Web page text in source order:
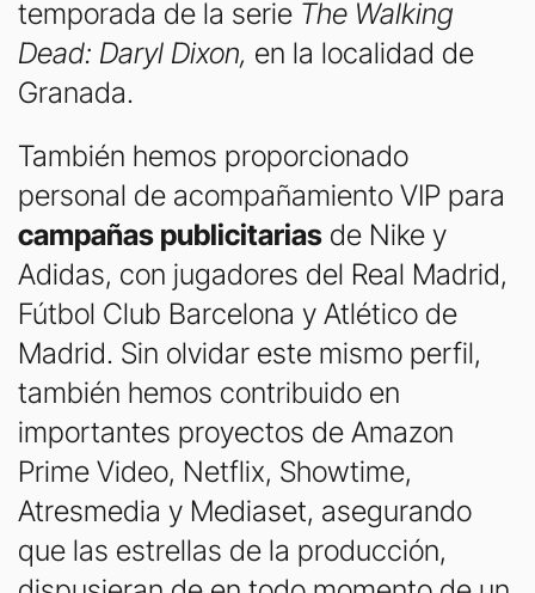
temporada de la serie The Walking
Dead: Daryl Dixon, en la localidad de
Granada.
También hemos proporcionado
personal de acompañamiento VIP para
campañas publicitarias de Nike y
Adidas, con jugadores del Real Madrid,
Fútbol Club Barcelona y Atlético de
Madrid. Sin olvidar este mismo perfil,
también hemos contribuido en
importantes proyectos de Amazon
Prime Video, Netflix, Showtime,
Atresmedia y Mediaset, asegurando
que las estrellas de la producción,